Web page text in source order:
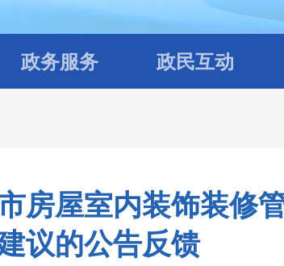
政务服务 政民互动
房屋室内装饰装修
议的公告反馈